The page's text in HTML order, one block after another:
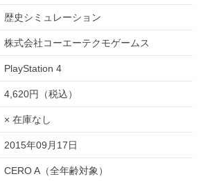
歴史シミュレーション
株式会社コーエーテクモゲームス
PlayStation 4
4,620円（税込）
× 在庫なし
2015年09月17日
CERO A（全年齢対象）